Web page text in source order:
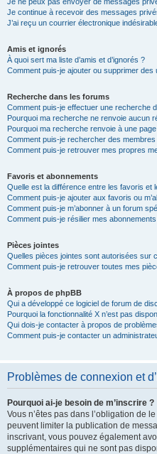
Je continue à recevoir des messages
J’ai reçu un courrier électronique
Amis et ignorés
À quoi sert ma liste d’amis et d’ignorés ?
Comment puis-je ajouter ou supprimer des
Recherche dans les forums
Comment puis-je effectuer une recherche
Pourquoi ma recherche ne renvoie aucun
Pourquoi ma recherche renvoie à une
Comment puis-je rechercher des membres
Comment puis-je retrouver mes propres
Favoris et abonnements
Quelle est la différence entre les favoris et
Comment puis-je ajouter aux favoris ou
Comment puis-je m’abonner à un forum
Comment puis-je résilier mes
Pièces jointes
Quelles pièces jointes sont autorisées sur
Comment puis-je retrouver toutes mes
À propos de phpBB
Qui a développé ce logiciel de forum de
Pourquoi la fonctionnalité X n’est pas
Qui dois-je contacter à propos de
Comment puis-je contacter un
Problèmes de connexion et
Pourquoi ai-je besoin de m’inscrire ?
Vous n’êtes pas dans l’obligation de
peuvent limiter la publication de
inscrivant, vous pouvez également
supplémentaires qui ne sont pas